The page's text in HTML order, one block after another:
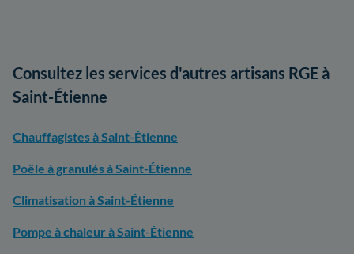
Consultez les services d'autres artisans RGE à
Saint-Étienne
Chauffagistes à Saint-Étienne
Poêle à granulés à Saint-Étienne
Climatisation à Saint-Étienne
Pompe à chaleur à Saint-Étienne